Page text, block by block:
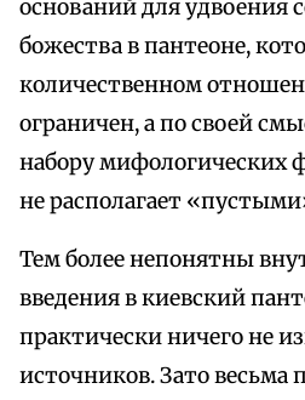
оснований для удвоения
божества в пантеоне,
количественном
ограничен, а по своей
набору мифологических
не располагает
Тем более непонятны
введения в киевский
практически ничего не
источников. Зато весьма